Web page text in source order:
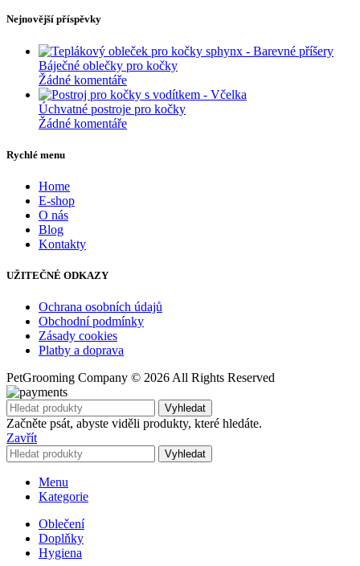
Nejnovější příspěvky
Báječné oblečky pro kočky
Žádné komentáře
Úchvatné postroje pro kočky
Žádné komentáře
Rychlé menu
Home
E-shop
O nás
Blog
Kontakty
UŽITEČNÉ ODKAZY
Ochrana osobních údajů
Obchodní podmínky
Zásady cookies
Platby a doprava
PetGrooming Company © 2026 All Rights Reserved
Vyhledat
Začněte psát, abyste viděli produkty, které hledáte.
Zavřít
Vyhledat
Menu
Kategorie
Oblečení
Doplňky
Hygiena